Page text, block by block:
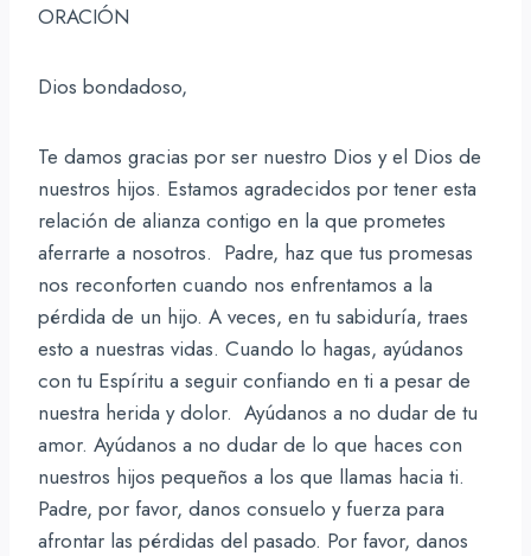
ORACIÓN
Dios bondadoso,
Te damos gracias por ser nuestro Dios y el Dios de
nuestros hijos. Estamos agradecidos por tener esta
relación de alianza contigo en la que prometes
aferrarte a nosotros. Padre, haz que tus promesas
nos reconforten cuando nos enfrentamos a la
pérdida de un hijo. A veces, en tu sabiduría, traes
esto a nuestras vidas. Cuando lo hagas, ayúdanos
con tu Espíritu a seguir confiando en ti a pesar de
nuestra herida y dolor. Ayúdanos a no dudar de tu
amor. Ayúdanos a no dudar de lo que haces con
nuestros hijos pequeños a los que llamas hacia ti.
Padre, por favor, danos consuelo y fuerza para
afrontar las pérdidas del pasado. Por favor, danos